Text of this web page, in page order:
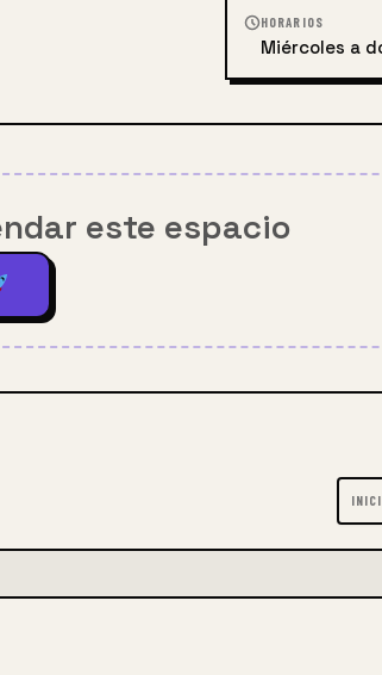
HORARIOS
Miércoles a
este espacio